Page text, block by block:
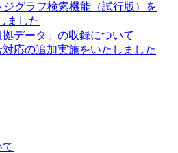
ジグラフ検索機能（試行版）を
ました
拠データ」の収録について
応の追加実施をいたしました